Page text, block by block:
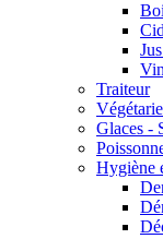
Traiteur
Glaces -
Hygiène